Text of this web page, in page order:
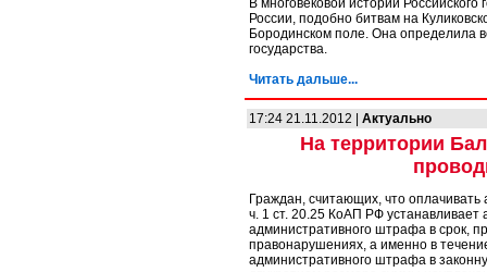
В многовековой истории
России, подобно битвам на
Бородинском поле. Она определила
государства.
Читать дальше...
17:24 21.11.2012 | Актуально
На территории
Граждан, считающих, что
ч. 1 ст. 20.25 КоАП РФ устанавливает
административного штрафа в срок,
правонарушениях, а именно в
административного штрафа в